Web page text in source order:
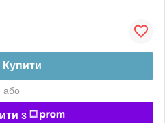
Купити
або
з